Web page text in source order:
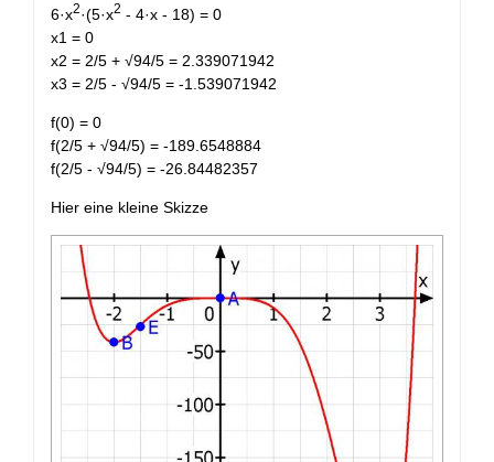
6·x2·(5·x2 - 4·x - 18) = 0
x1 = 0
x2 = 2/5 + √94/5 = 2.339071942
x3 = 2/5 - √94/5 = -1.539071942
f(0) = 0
f(2/5 + √94/5) = -189.6548884
f(2/5 - √94/5) = -26.84482357
Hier eine kleine Skizze